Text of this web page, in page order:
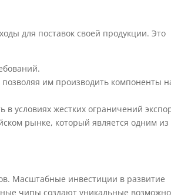
для поставок своей продукции. Это
им производить компоненты
условиях жестких ограничений
рынке, который является одним из
Масштабные инвестиции в развитие
чипы создают уникальные